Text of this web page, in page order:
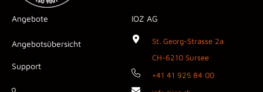
Angebote
Angebotsübersicht
Support
IOZ AG
St. Georg-Strasse 2a
CH-6210 Sursee
+41 41 925 84 00